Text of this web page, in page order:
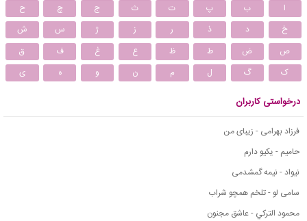
ا ب پ ت ث ج چ
ح
خ
د ذ ر ز ژ س
ش
ص
ض ط ظ ع غ ف
ق
ک
گ ل م ن و ه ی
درخواستی کاربران
فرزاد بهرامی - زیبای من
حامیم - یکیو دارم
نیواد - نیمه گمشدمی
سامی لو - تلخم همچو شراب
محمود التركي - عاشق مجنون